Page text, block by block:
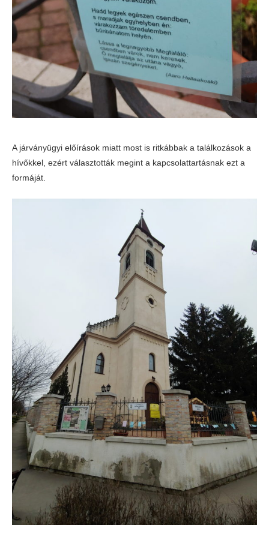
A járványügyi előírások miatt most is ritkábbak a találkozások a
hívőkkel, ezért választották megint a kapcsolattartásnak ezt a
formáját.